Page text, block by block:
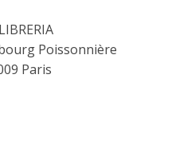
Poissonnière
Paris